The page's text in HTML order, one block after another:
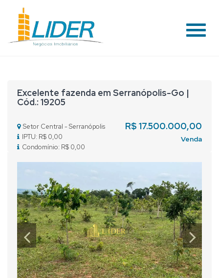
#
Excelente fazenda em Serranópolis-Go |
Cód.: 19205
Setor Central - Serranópolis
IPTU: R$ 0,00
Condomínio: R$ 0,00
R$ 17.500.000,00
Venda
Previous